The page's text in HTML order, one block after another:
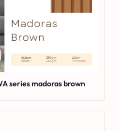
series madoras brown